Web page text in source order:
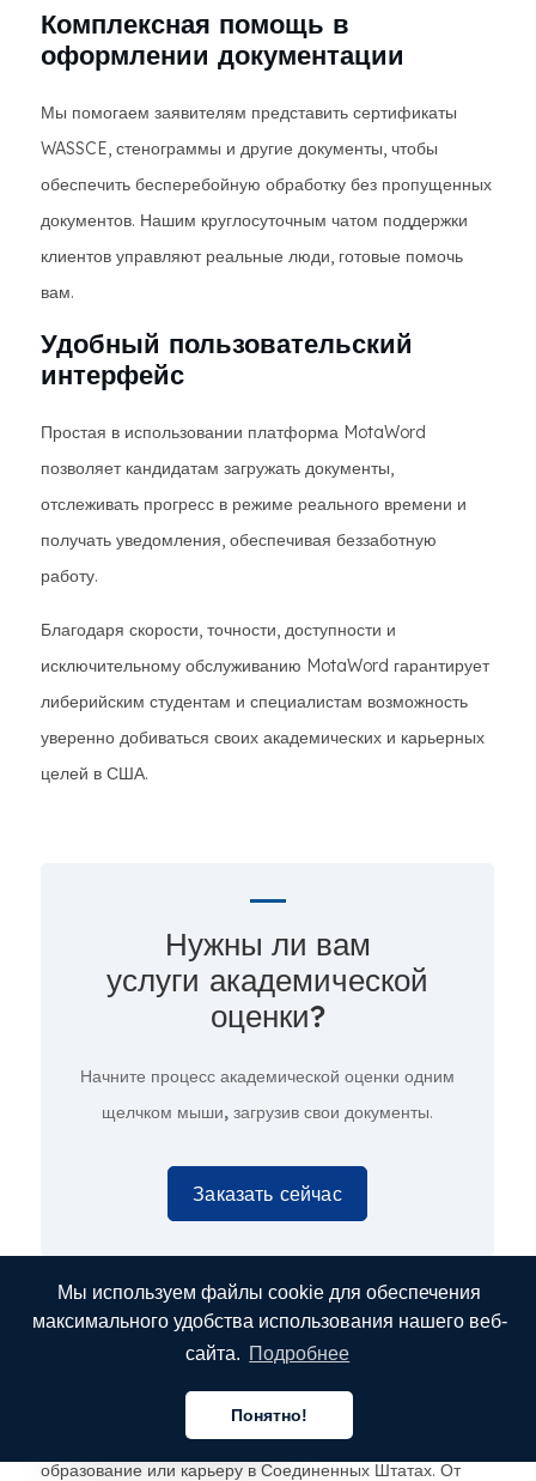
Мы используем файлы cookie для обеспечения
максимального удобства использования нашего веб-
сайта. Подробнее
Понятно!
Комплексная помощь в
оформлении документации
Мы помогаем заявителям представить сертификаты
WASSCE, стенограммы и другие документы, чтобы
обеспечить бесперебойную обработку без пропущенных
документов. Нашим круглосуточным чатом поддержки
клиентов управляют реальные люди, готовые помочь
вам.
Удобный пользовательский
интерфейс
Простая в использовании платформа MotaWord
позволяет кандидатам загружать документы,
отслеживать прогресс в режиме реального времени и
получать уведомления, обеспечивая беззаботную
работу.
Благодаря скорости, точности, доступности и
исключительному обслуживанию MotaWord гарантирует
либерийским студентам и специалистам возможность
уверенно добиваться своих академических и карьерных
целей в США.
Нужны ли вам
услуги академической
оценки?
Начните процесс академической оценки одним
щелчком мыши, загрузив свои документы.
Заказать сейчас
Заключение
Точная оценка дипломов необходима либерийским
студентам и специалистам, желающим продолжить
образование или карьеру в Соединенных Штатах. От
Русский